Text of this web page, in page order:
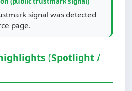
signal was detected
page.
(Spotlight /